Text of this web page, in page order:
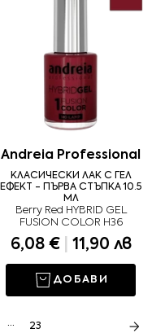
Andreia Professional
КЛАСИЧЕСКИ ЛАК С ГЕЛ
ЕФЕКТ - ПЪРВА СТЪПКА 10.5
МЛ
Berry Red HYBRID GEL
FUSION COLOR H36
6,08 € 11,90 лв
ДОБАВИ
… 23